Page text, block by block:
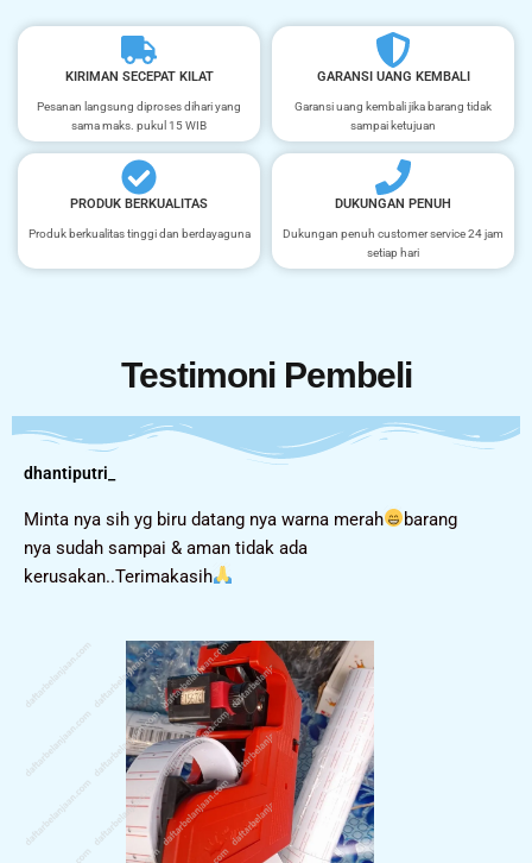
KIRIMAN SECEPAT KILAT
Pesanan langsung diproses dihari yang
sama maks. pukul 15 WIB
GARANSI UANG KEMBALI
Garansi uang kembali jika barang tidak
sampai ketujuan
PRODUK BERKUALITAS
Produk berkualitas tinggi dan berdayaguna
DUKUNGAN PENUH
Dukungan penuh customer service 24 jam
setiap hari
Testimoni Pembeli
dhantiputri_
Minta nya sih yg biru datang nya warna merah
barang
nya sudah sampai & aman tidak ada
kerusakan..Terimakasih